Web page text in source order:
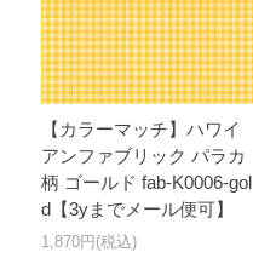
【カラーマッチ】ハワイ
アンファブリック パラカ
柄 ゴールド fab-K0006-gol
d【3yまでメール便可】
1,870円(税込)